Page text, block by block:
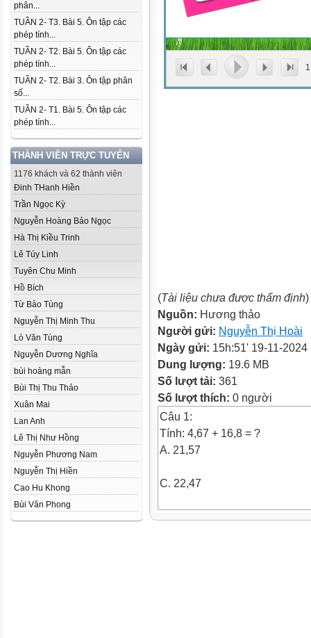
phân...
TUẦN 2- T3. Bài 5. Ôn tập các
phép tính...
TUẦN 2- T2. Bài 5. Ôn tập các
phép tính...
TUẦN 2- T2. Bài 3. Ôn tập phân
số...
TUẦN 2- T1. Bài 5. Ôn tập các
phép tính...
THÀNH VIÊN TRỰC TUYẾN
1176 khách và 62 thành viên
Đinh THanh Hiền
Trần Ngọc Kỳ
Nguyễn Hoàng Bảo Ngọc
Hà Thị Kiều Trinh
Lê Túy Linh
Tuyên Chu Minh
Hồ Bích
Từ Bảo Tùng
Nguyễn Thị Minh Thu
Lò Văn Tùng
Nguyễn Dương Nghĩa
bùi hoàng mẫn
Bùi Thị Thu Thảo
Xuân Mai
Lan Anh
Lê Thị Như Hồng
Nguyễn Phương Nam
Nguyễn Thị Hiền
Cao Hu Khong
Bùi Văn Phong
1
(Tài liệu chưa được thẩm định)
Nguồn: Hương thảo
Người gửi: Nguyễn Thị Hoài
Ngày gửi: 15h:51' 19-11-2024
Dung lượng: 19.6 MB
Số lượt tải: 361
Số lượt thích: 0 người
Câu 1:
Tính: 4,67 + 16,8 = ?
A. 21,57
C. 22,47